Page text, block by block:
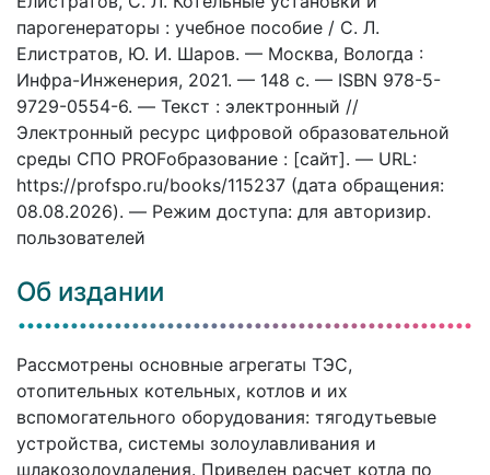
парогенераторы : учебное пособие / С. Л.
Елистратов, Ю. И. Шаров. — Москва, Вологда :
Инфра-Инженерия, 2021. — 148 c. — ISBN 978-5-
9729-0554-6. — Текст : электронный //
Электронный ресурс цифровой образовательной
среды СПО PROFобразование : [сайт]. — URL:
https://profspo.ru/books/115237 (дата обращения:
08.08.2026). — Режим доступа: для авторизир.
пользователей
Об издании
Рассмотрены основные агрегаты ТЭС,
отопительных котельных, котлов и их
вспомогательного оборудования: тягодутьевые
устройства, системы золоулавливания и
шлакозолоудаления. Приведен расчет котла по